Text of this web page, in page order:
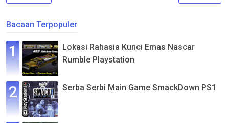
Bacaan Terpopuler
Lokasi Rahasia Kunci Emas Nascar
Rumble Playstation
Serba Serbi Main Game SmackDown PS1